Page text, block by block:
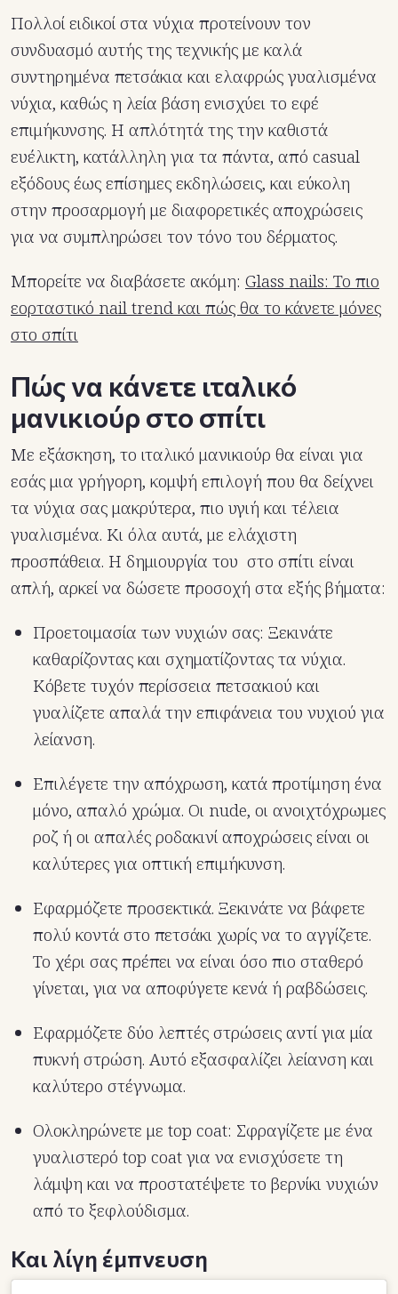
Πολλοί ειδικοί στα νύχια προτείνουν τον
συνδυασμό αυτής της τεχνικής με καλά
συντηρημένα πετσάκια και ελαφρώς γυαλισμένα
νύχια, καθώς η λεία βάση ενισχύει το εφέ
επιμήκυνσης. Η απλότητά της την καθιστά
ευέλικτη, κατάλληλη για τα πάντα, από casual
εξόδους έως επίσημες εκδηλώσεις, και εύκολη
στην προσαρμογή με διαφορετικές αποχρώσεις
για να συμπληρώσει τον τόνο του δέρματος.
Μπορείτε να διαβάσετε ακόμη: Glass nails: Το πιο
εορταστικό nail trend και πώς θα το κάνετε μόνες
στο σπίτι
Πώς να κάνετε ιταλικό
μανικιούρ στο σπίτι
Με εξάσκηση, το ιταλικό μανικιούρ θα είναι για
εσάς μια γρήγορη, κομψή επιλογή που θα δείχνει
τα νύχια σας μακρύτερα, πιο υγιή και τέλεια
γυαλισμένα. Κι όλα αυτά, με ελάχιστη
προσπάθεια. Η δημιουργία του στο σπίτι είναι
απλή, αρκεί να δώσετε προσοχή στα εξής βήματα:
Προετοιμασία των νυχιών σας: Ξεκινάτε
καθαρίζοντας και σχηματίζοντας τα νύχια.
Κόβετε τυχόν περίσσεια πετσακιού και
γυαλίζετε απαλά την επιφάνεια του νυχιού για
λείανση.
Επιλέγετε την απόχρωση, κατά προτίμηση ένα
μόνο, απαλό χρώμα. Οι nude, οι ανοιχτόχρωμες
ροζ ή οι απαλές ροδακινί αποχρώσεις είναι οι
καλύτερες για οπτική επιμήκυνση.
Εφαρμόζετε προσεκτικά. Ξεκινάτε να βάφετε
πολύ κοντά στο πετσάκι χωρίς να το αγγίζετε.
Το χέρι σας πρέπει να είναι όσο πιο σταθερό
γίνεται, για να αποφύγετε κενά ή ραβδώσεις.
Εφαρμόζετε δύο λεπτές στρώσεις αντί για μία
πυκνή στρώση. Αυτό εξασφαλίζει λείανση και
καλύτερο στέγνωμα.
Ολοκληρώνετε με top coat: Σφραγίζετε με ένα
γυαλιστερό top coat για να ενισχύσετε τη
λάμψη και να προστατέψετε το βερνίκι νυχιών
από το ξεφλούδισμα.
Και λίγη έμπνευση